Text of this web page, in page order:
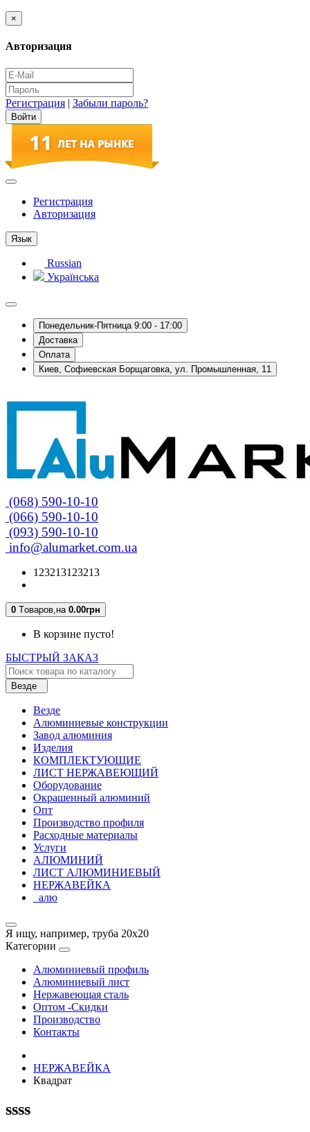
×
Авторизация
Регистрация | Забыли пароль?
Регистрация
Авторизация
Язык
Russian
Українська
Понедельник-Пятница 9:00 - 17:00
Доставка
Оплата
Киев, Софиевская Борщаговка, ул. Промышленная, 11
(068) 590-10-10
(066) 590-10-10
(093) 590-10-10
info@alumarket.com.ua
123213123213
0 Tоваров, на 0.00грн
В корзине пусто!
БЫСТРЫЙ ЗАКАЗ
Везде
Везде
Алюминиевые конструкции
Завод алюминия
Изделия
КОМПЛЕКТУЮЩИЕ
ЛИСТ НЕРЖАВЕЮЩИЙ
Оборудование
Окрашенный алюминий
Опт
Производство профиля
Расходные материалы
Услуги
АЛЮМИНИЙ
ЛИСТ АЛЮМИНИЕВЫЙ
НЕРЖАВЕЙКА
_алю
Я ищу, например, труба 20х20
Категории
Алюминиевый профиль
Алюминиевый лист
Нержавеющая сталь
Оптом -Скидки
Производство
Контакты
НЕРЖАВЕЙКА
Квадрат
ssss